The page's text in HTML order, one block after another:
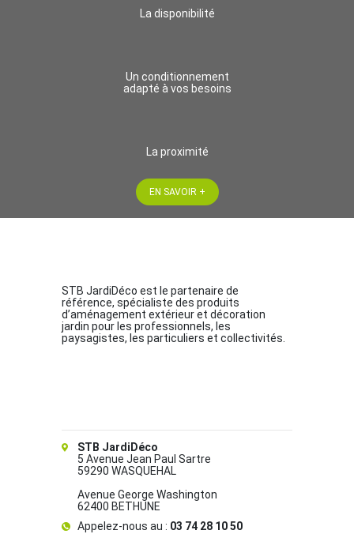
La disponibilité
Un conditionnement
adapté à vos besoins
La proximité
EN SAVOIR +
STB JardiDéco est le partenaire de
référence, spécialiste des produits
d’aménagement extérieur et décoration
jardin pour les professionnels, les
paysagistes, les particuliers et collectivités.
STB JardiDéco
5 Avenue Jean Paul Sartre
59290 WASQUEHAL
Avenue George Washington
62400 BETHUNE
Appelez-nous au : 03 74 28 10 50